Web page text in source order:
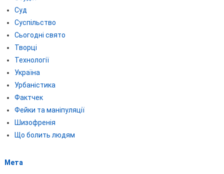
Суд
Суспільство
Сьогодні свято
Творці
Технології
Україна
Урбаністика
Фактчек
Фейки та маніпуляції
Шизофренія
Що болить людям
Мета